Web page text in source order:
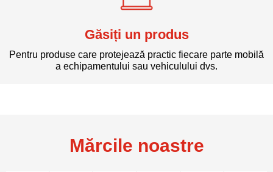
Găsiți un produs
Pentru produse care protejează practic fiecare parte mobilă
a echipamentului sau vehiculului dvs.
Mărcile noastre